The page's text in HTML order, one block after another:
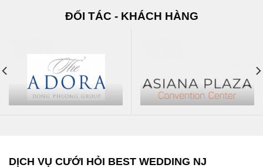
ĐỐI TÁC - KHÁCH HÀNG
DỊCH VỤ CƯỚI HỎI BEST WEDDING NJ